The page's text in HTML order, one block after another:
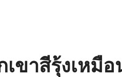
เขาสีรุ้งเหมื